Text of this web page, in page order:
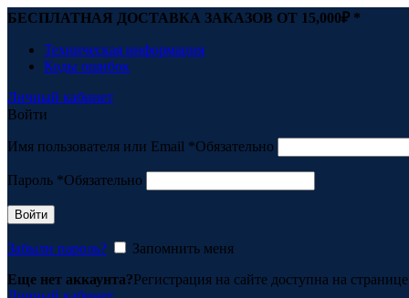
БЕСПЛАТНАЯ ДОСТАВКА ЗАКАЗОВ ОТ 15,000₽ *
Техническая информация
Коды ошибок
Личный кабинет
Войти
Имя пользователя или Email *Обязательно
Пароль *Обязательно
Войти
Забыли пароль?
Запомнить меня
Еще нет аккаунта?Регистрация на сайте доступна на